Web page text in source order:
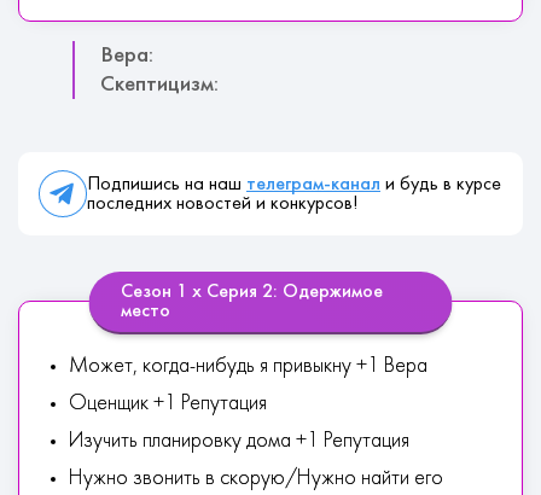
Вера:
Скептицизм:
Подпишись на наш телеграм-канал и будь в курсе
последних новостей и конкурсов!
Сезон 1 х Серия 2: Одержимое
место
Может, когда-нибудь я привыкну +1 Вера
Оценщик +1 Репутация
Изучить планировку дома +1 Репутация
Нужно звонить в скорую/Нужно найти его